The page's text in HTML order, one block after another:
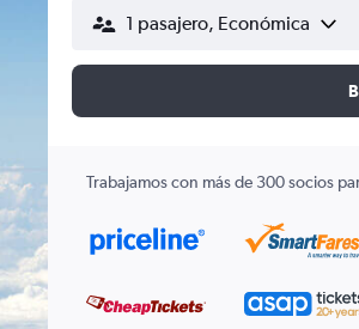
1 pasajero, Económica
Trabajamos con más de 300 socios